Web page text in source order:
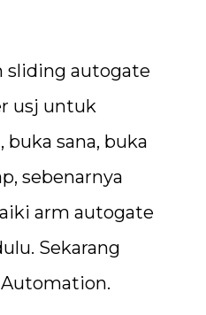
sliding autogate
usj untuk
sana, buka
sebenarnya
arm autogate
Sekarang